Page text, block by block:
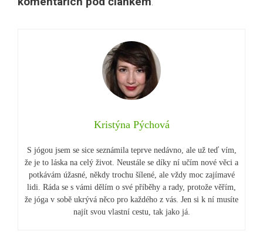
Kristýna Pýchová
S jógou jsem se sice seznámila teprve nedávno, ale už teď vím,
že je to láska na celý život. Neustále se díky ní učím nové věci a
potkávám úžasné, někdy trochu šílené, ale vždy moc zajímavé
lidi. Ráda se s vámi dělím o své příběhy a rady, protože věřím,
že jóga v sobě ukrývá něco pro každého z vás. Jen si k ní musíte
najít svou vlastní cestu, tak jako já.